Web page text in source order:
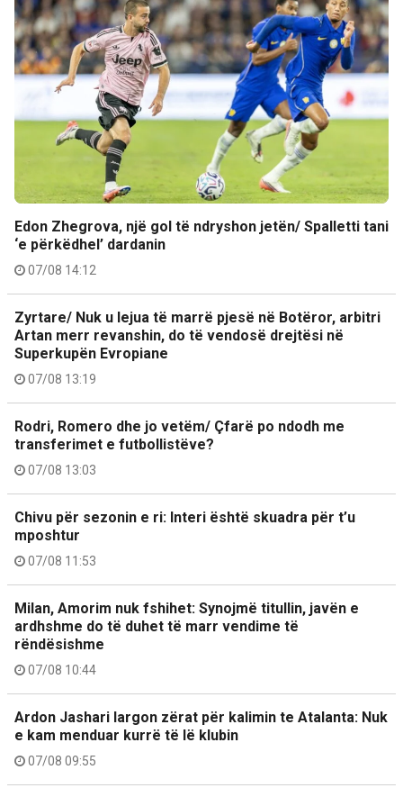
Edon Zhegrova, një gol të ndryshon jetën/ Spalletti tani
‘e përkëdhel’ dardanin
07/08 14:12
Zyrtare/ Nuk u lejua të marrë pjesë në Botëror, arbitri
Artan merr revanshin, do të vendosë drejtësi në
Superkupën Evropiane
07/08 13:19
Rodri, Romero dhe jo vetëm/ Çfarë po ndodh me
transferimet e futbollistëve?
07/08 13:03
Chivu për sezonin e ri: Interi është skuadra për t’u
mposhtur
07/08 11:53
Milan, Amorim nuk fshihet: Synojmë titullin, javën e
ardhshme do të duhet të marr vendime të
rëndësishme
07/08 10:44
Ardon Jashari largon zërat për kalimin te Atalanta: Nuk
e kam menduar kurrë të lë klubin
07/08 09:55